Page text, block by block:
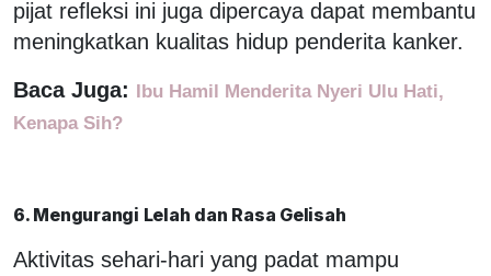
pijat refleksi ini juga dipercaya dapat membantu
meningkatkan kualitas hidup penderita kanker.
Baca Juga: Ibu Hamil Menderita Nyeri Ulu Hati,
Kenapa Sih?
6. Mengurangi Lelah dan Rasa Gelisah
Aktivitas sehari-hari yang padat mampu